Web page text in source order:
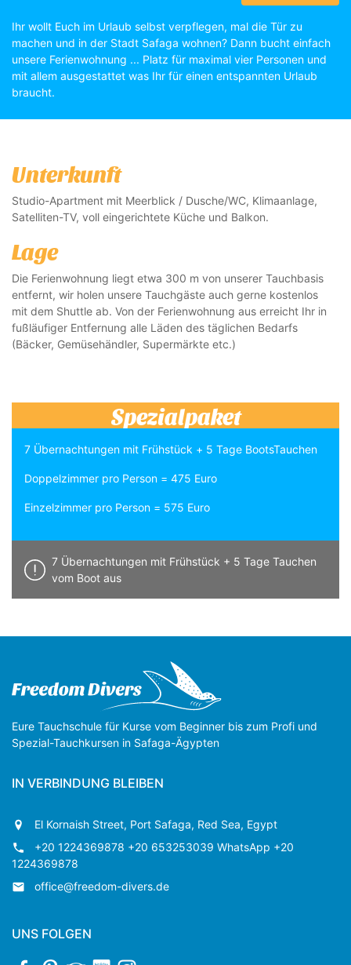
Ihr wollt Euch im Urlaub selbst verpflegen, mal die Tür zu
machen und in der Stadt Safaga wohnen? Dann bucht einfach
unsere Ferienwohnung ... Platz für maximal vier Personen und
mit allem ausgestattet was Ihr für einen entspannten Urlaub
braucht.
Unterkunft
Studio-Apartment mit Meerblick / Dusche/WC, Klimaanlage,
Satelliten-TV, voll eingerichtete Küche und Balkon.
Lage
Die Ferienwohnung liegt etwa 300 m von unserer Tauchbasis
entfernt, wir holen unsere Tauchgäste auch gerne kostenlos
mit dem Shuttle ab. Von der Ferienwohnung aus erreicht Ihr in
fußläufiger Entfernung alle Läden des täglichen Bedarfs
(Bäcker, Gemüsehändler, Supermärkte etc.)
Spezialpaket
7 Übernachtungen mit Frühstück + 5 Tage BootsTauchen
Doppelzimmer pro Person = 475 Euro
Einzelzimmer pro Person = 575 Euro
7 Übernachtungen mit Frühstück + 5 Tage Tauchen
vom Boot aus
Eure Tauchschule für Kurse vom Beginner bis zum Profi und
Spezial-Tauchkursen in Safaga-Ägypten
IN VERBINDUNG BLEIBEN
El Kornaish Street, Port Safaga, Red Sea, Egypt
+20 1224369878 +20 653253039 WhatsApp +20
1224369878
office@freedom-divers.de
UNS FOLGEN